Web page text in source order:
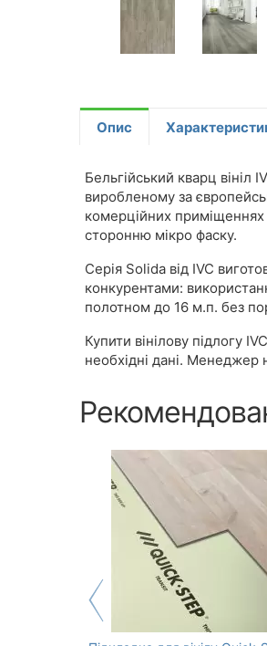
Опис
Бельгійський кварц вініл
виробленому за
комерційних
сторонню мікро фаску.
Серія Solida від IVC
конкурентами:
полотном до 16 м.п. без
Купити вінілову підлогу
необхідні дані.